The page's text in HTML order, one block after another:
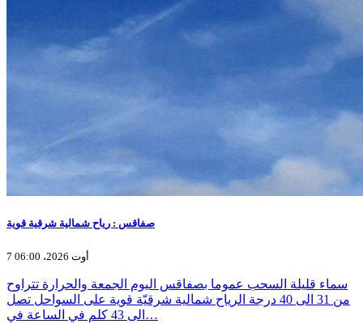
صفاقس : رياح شمالية شرقية قوية
7 أوت 2026، 06:00
سماء قليلة السحب عموما بصفاقس اليوم الجمعة والحرارة تتراوح
من 31 الى 40 درجة الرياح شمالية شرقيّة قوية على السواحل تصل
الى 43 كلم في الساعة في…